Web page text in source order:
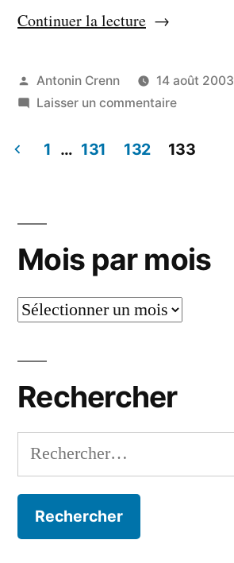
Continuer la lecture
Publié
par
Antonin Crenn 14 août 2003
Laisser un commentairesur
14
des
publications
1 … 131 132 133
Mois par mois
Mois
Rechercher
Rechercher :